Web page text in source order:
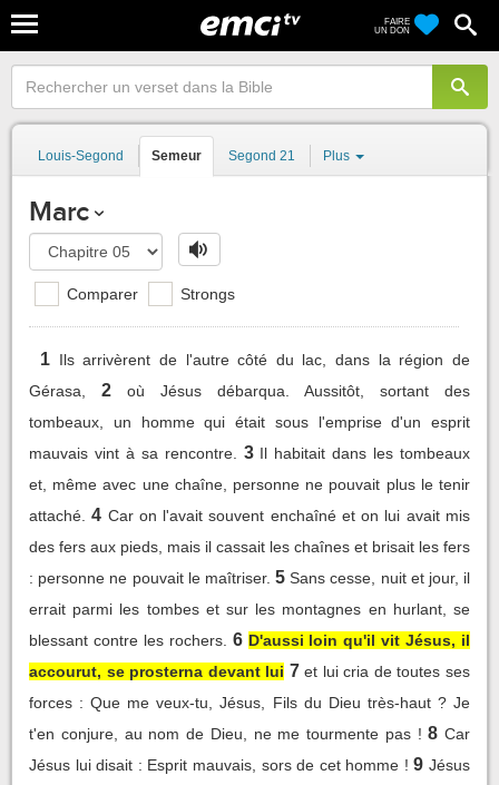
FAIRE
UN DON
Louis-Segond Semeur Segond 21 Plus
Marc
Comparer Strongs
1 Ils arrivèrent de l'autre côté du lac, dans la région de
Gérasa,
2
où Jésus débarqua. Aussitôt, sortant des
tombeaux, un homme qui était sous l'emprise d'un esprit
mauvais vint à sa rencontre.
3 Il habitait dans les tombeaux
et, même avec une chaîne, personne ne pouvait plus le tenir
attaché. 4 Car on l'avait souvent enchaîné et on lui avait mis
des fers aux pieds, mais il cassait les chaînes et brisait les fers
: personne ne pouvait le maîtriser. 5 Sans cesse, nuit et jour, il
errait parmi les tombes et sur les montagnes en hurlant, se
blessant contre les rochers. 6 D'aussi loin qu'il vit Jésus, il
accourut, se prosterna devant lui 7 et lui cria de toutes ses
forces : Que me veux-tu, Jésus, Fils du Dieu très-haut ? Je
t'en conjure, au nom de Dieu, ne me tourmente pas ! 8 Car
Jésus lui disait : Esprit mauvais, sors de cet homme ! 9 Jésus